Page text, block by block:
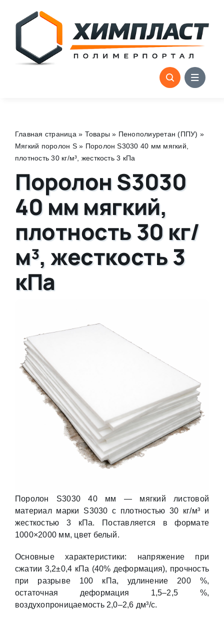
content
Главная страница » Товары » Пенополиуретан (ППУ) »
Мягкий поролон S» Поролон S3030 40 мм мягкий,
плотность 30 кг/м³, жесткость 3 кПа
Поролон S3030
40 мм мягкий,
плотность 30 кг/
м³, жесткость 3
кПа
Поролон S3030 40 мм — мягкий листовой
материал марки S3030 с плотностью 30 кг/м³ и
жесткостью 3 кПа. Поставляется в формате
1000×2000 мм, цвет белый.
Основные характеристики: напряжение при
сжатии 3,2±0,4 кПа (40% деформация), прочность
при разрыве 100 кПа, удлинение 200 %,
остаточная деформация 1,5–2,5 %,
воздухопроницаемость 2,0–2,6 дм³/с.